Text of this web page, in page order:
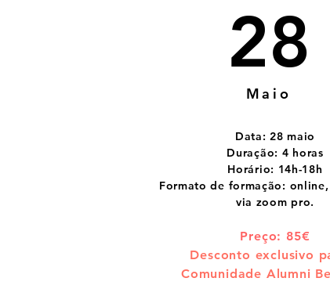
28
Maio
Data: 28 maio
Duração: 4 horas
Horário: 14h-18h
Formato de formação:
via zoom pro.
Preço: 85€
Desconto exclusivo
Comunidade Alumni